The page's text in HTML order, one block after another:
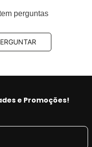
perguntas
e Promoções!